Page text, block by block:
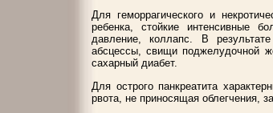
Для геморрагического и
ребенка, стойкие интенсивные
давление, коллапс. В
абсцессы, свищи поджелудочной
сахарный диабет.
Для острого панкреатита
рвота, не приносящая облегчения,